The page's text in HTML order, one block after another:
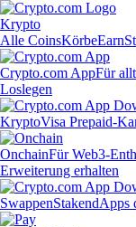
Krypto
Alle CoinsKörbeEarn
Crypto.com AppFür
Loslegen
KryptoVisa Prepaid-
OnchainFür Web3-
Erweiterung erhalten
SwappenStakendApps